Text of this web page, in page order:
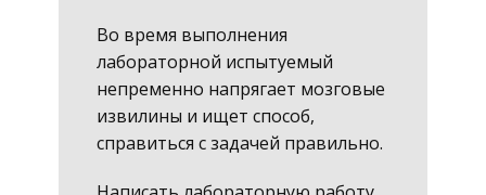
Во время выполнения
лабораторной испытуемый
непременно напрягает мозговые
извилины и ищет способ,
справиться с задачей правильно.